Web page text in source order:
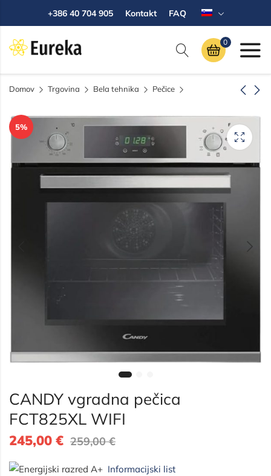
+386 40 704 905‬ Kontakt FAQ
0
Domov Trgovina Bela tehnika Pečice
HISENSE televizor
58A6N, UHD 4K
Smart TV
379,00
BEKO hladilnik z
zamrzovalnikom
B5RCNA365HDXBR
470,00 € 560,00
5%
CANDY vgradna pečica
FCT825XL WIFI
245,00 € 259,00€
Informacijski list